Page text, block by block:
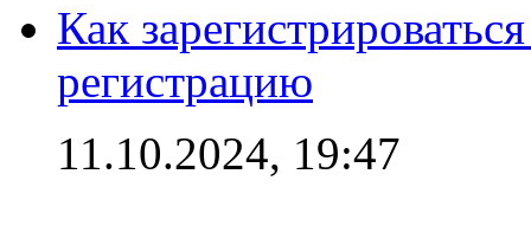
Как
регистрацию
11.10.2024, 19:47